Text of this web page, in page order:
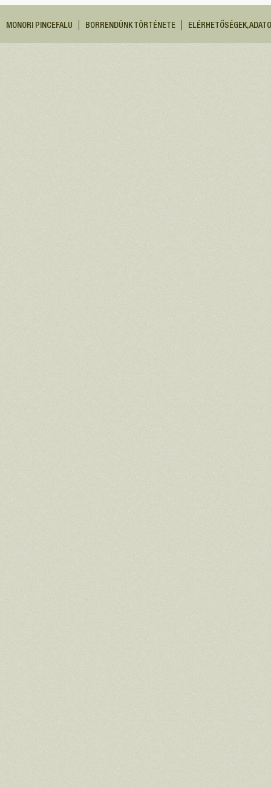
MONORI PINCEFALU BORRENDÜNK TÖRTÉNETE ELÉRHETŐSÉGEK,